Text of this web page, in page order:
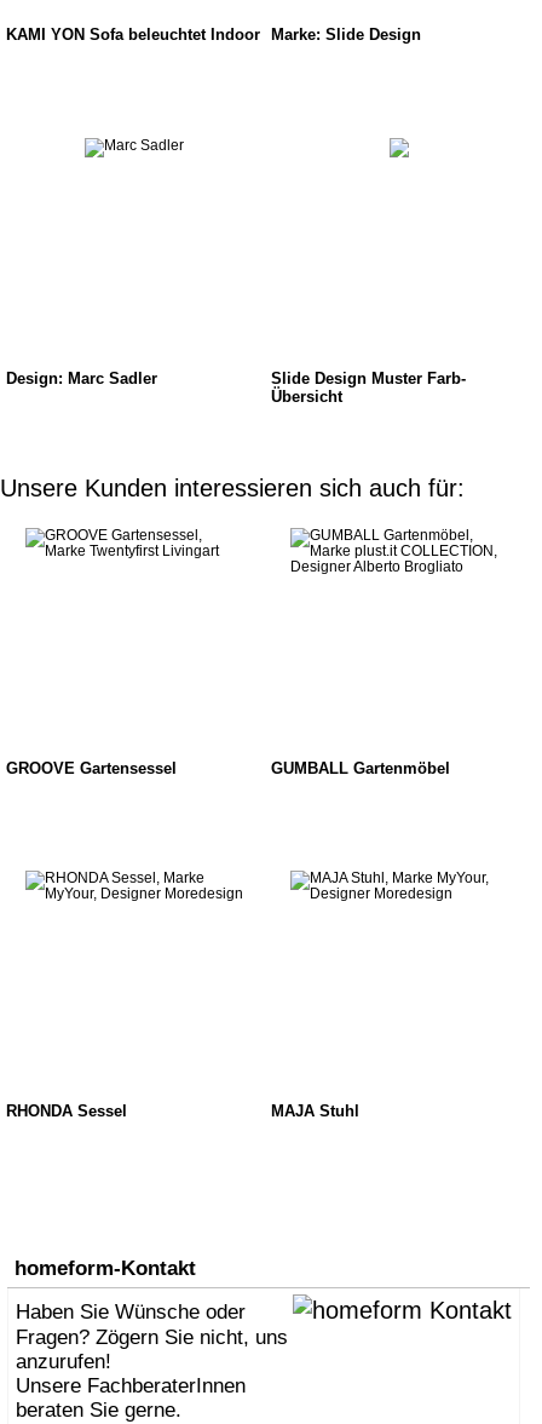
KAMI YON Sofa beleuchtet Indoor Marke: Slide Design
Design: Marc Sadler
Slide Design Muster Farb-
Übersicht
Unsere Kunden interessieren sich auch für:
GROOVE Gartensessel GUMBALL Gartenmöbel
RHONDA Sessel MAJA Stuhl
homeform-Kontakt
Haben Sie Wünsche oder
Fragen? Zögern Sie nicht, uns
anzurufen!
Unsere FachberaterInnen
beraten Sie gerne.